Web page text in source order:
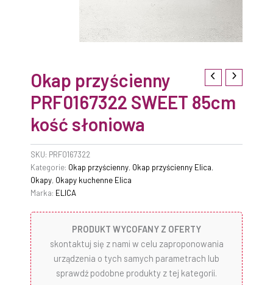
Okap przyścienny
PRF0167322 SWEET 85cm
kość słoniowa
SKU: PRF0167322
Kategorie: Okap przyścienny, Okap przyścienny Elica,
Okapy, Okapy kuchenne Elica
Marka: ELICA
PRODUKT WYCOFANY Z OFERTY
skontaktuj się z nami w celu zaproponowania
urządzenia o tych samych parametrach lub
sprawdź podobne produkty z tej kategorii.